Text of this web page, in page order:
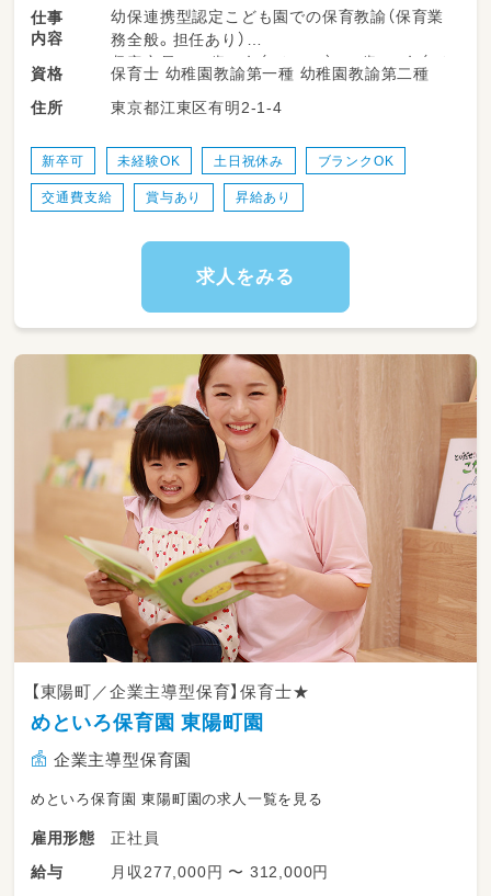
仕事
内容
幼保連携型認定こども園での保育教諭（保育業
務全般。担任あり）
収容定員： 0歳：9名（1クラス） 1歳：15名（1ク
ラス） 2歳：16名（1クラス） 3歳：80名（3クラ
ス） 4歳：80名（3クラス） 5歳：80名（3クラ
有明こども園ではいわゆる自由保育を行なって
いますが、その中で思う存分「遊び込む」こと
と、絵本と触れる機会を大切に、日常の保育・教
本園で求めるのは、子どもたちの自由な発想を
サポートし、その成長を見守ることができる存
教育的側面では武蔵野大学各学部と連携し、専
触れる体験も重視しています。
子どもたちのキラキラ輝く瞳は、わたしたちの
やる気・やりがいに直結。
多くのことを吸収し、次のステップへと進んで
いけるよう愛情をたっぷり込めて、子どもたち
と毎日楽しく過ごしています。
本園だからこそチャレンジできること、出会え
ることがたくさんあると思います。
そして何より職員自身が保育を楽しむことを大
切にしています。
新しいこども園で、私たちと一緒により良い園
をつくっていきましょう。
資格
保育士 幼稚園教諭第一種 幼稚園教諭第二種
住所
東京都江東区有明2-1-4
新卒可 未経験OK 土日祝休み ブランクOK
交通費支給 賞与あり 昇給あり
求人をみる
【東陽町／企業主導型保育】保育士★
めといろ保育園 東陽町園
企業主導型保育園
めといろ保育園 東陽町園の求人一覧を見る
雇用形態
正社員
給与
月収277,000円 〜 312,000円